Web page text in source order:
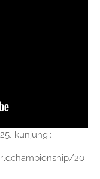
kunjungi:
20